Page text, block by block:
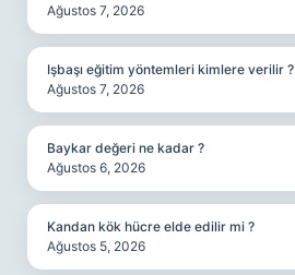
Ağustos 7, 2026
Işbaşı eğitim yöntemleri kimlere verilir ?
Ağustos 7, 2026
Baykar değeri ne kadar ?
Ağustos 6, 2026
Kandan kök hücre elde edilir mi ?
Ağustos 5, 2026